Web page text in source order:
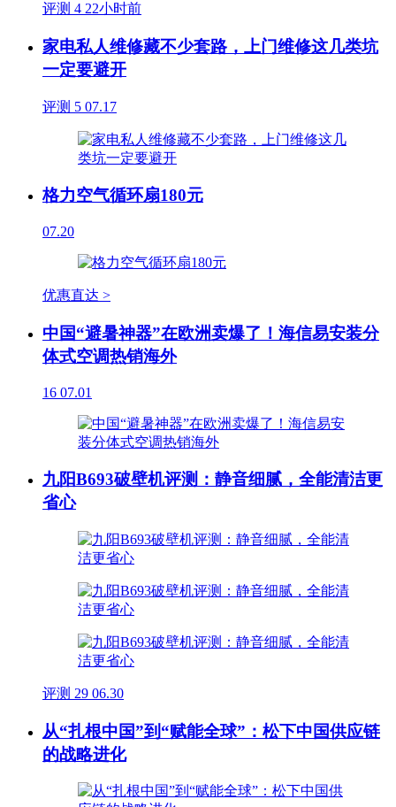
评测 4 22小时前
家电私人维修藏不少套路，上门维修这几类坑
一定要避开
评测 5 07.17
格力空气循环扇180元
07.20
优惠直达 >
中国“避暑神器”在欧洲卖爆了！海信易安装分
体式空调热销海外
16 07.01
九阳B693破壁机评测：静音细腻，全能清洁更
省心
评测 29 06.30
从“扎根中国”到“赋能全球”：松下中国供应链
的战略进化